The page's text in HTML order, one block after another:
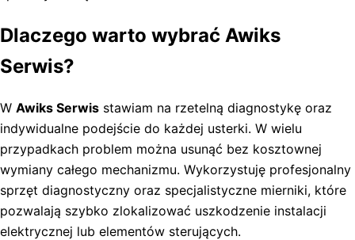
Dlaczego warto wybrać Awiks
Serwis?
W Awiks Serwis stawiam na rzetelną diagnostykę oraz
indywidualne podejście do każdej usterki. W wielu
przypadkach problem można usunąć bez kosztownej
wymiany całego mechanizmu. Wykorzystuję profesjonalny
sprzęt diagnostyczny oraz specjalistyczne mierniki, które
pozwalają szybko zlokalizować uszkodzenie instalacji
elektrycznej lub elementów sterujących.